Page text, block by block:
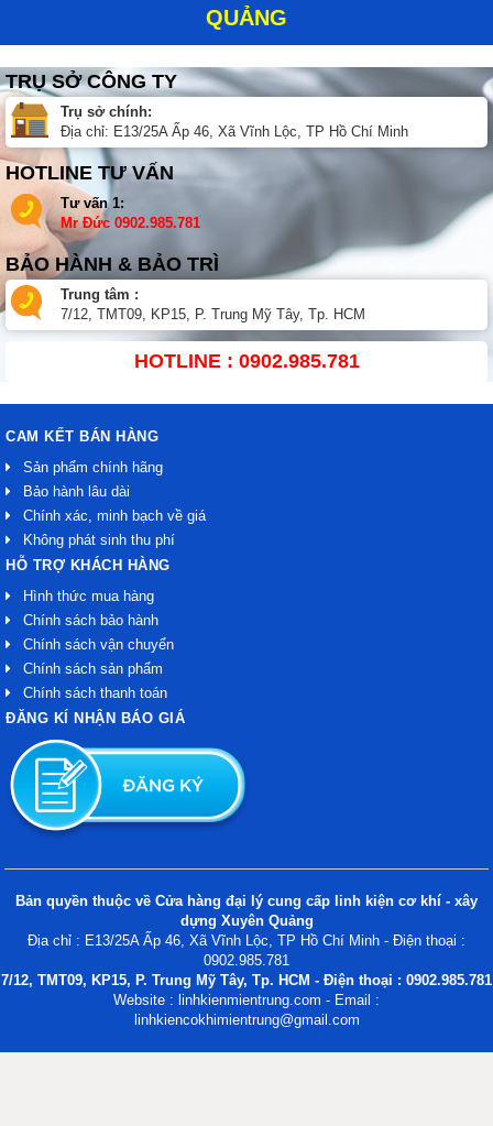
QUẢNG
TRỤ SỞ CÔNG TY
Trụ sở chính:
Địa chỉ: E13/25A Ấp 46, Xã Vĩnh Lộc, TP Hồ Chí Minh
HOTLINE TƯ VẤN
Tư vấn 1:
Mr Đức 0902.985.781
BẢO HÀNH & BẢO TRÌ
Trung tâm :
7/12, TMT09, KP15, P. Trung Mỹ Tây, Tp. HCM
HOTLINE : 0902.985.781
CAM KẾT BÁN HÀNG
Sản phẩm chính hãng
Bảo hành lâu dài
Chính xác, minh bạch về giá
Không phát sinh thu phí
HỖ TRỢ KHÁCH HÀNG
Hình thức mua hàng
Chính sách bảo hành
Chính sách vận chuyển
Chính sách sản phẩm
Chính sách thanh toán
ĐĂNG KÍ NHẬN BÁO GIÁ
Bản quyền thuộc về Cửa hàng đại lý cung cấp linh kiện cơ khí - xây
dựng Xuyên Quảng
Địa chỉ : E13/25A Ấp 46, Xã Vĩnh Lộc, TP Hồ Chí Minh - Điện thoại :
0902.985.781
7/12, TMT09, KP15, P. Trung Mỹ Tây, Tp. HCM - Điện thoại : 0902.985.781
Website : linhkienmientrung.com - Email :
linhkiencokhimientrung@gmail.com